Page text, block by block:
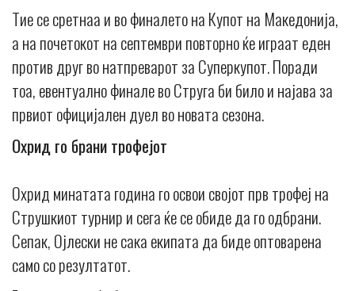
Тие се сретнаа и во финалето на Купот на Македонија,
а на почетокот на септември повторно ќе играат еден
против друг во натпреварот за Суперкупот. Поради
тоа, евентуално финале во Струга би било и најава за
првиот официјален дуел во новата сезона.
Охрид го брани трофејот
Охрид минатата година го освои својот прв трофеј на
Струшкиот турнир и сега ќе се обиде да го одбрани.
Сепак, Ојлески не сака екипата да биде оптоварена
само со резултатот.